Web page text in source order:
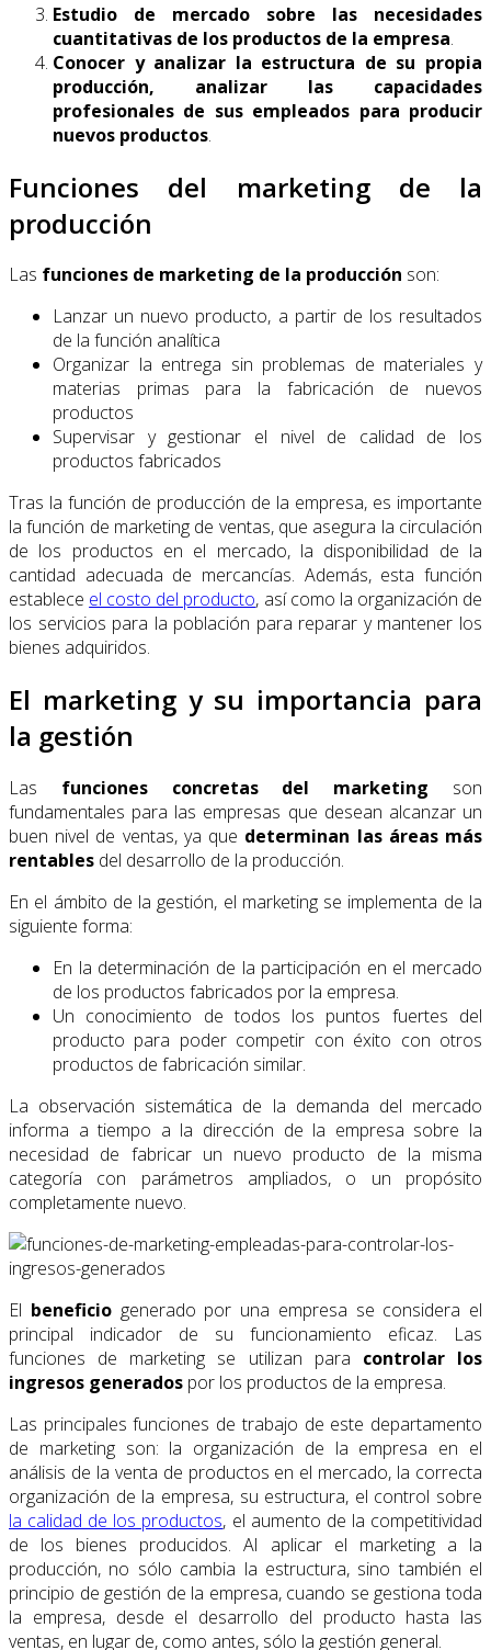
Estudio de mercado sobre las necesidades
cuantitativas de los productos de la empresa.
Conocer y analizar la estructura de su propia
producción, analizar las capacidades
profesionales de sus empleados para producir
nuevos productos.
Funciones del marketing de la
producción
Las funciones de marketing de la producción son:
Lanzar un nuevo producto, a partir de los resultados
de la función analítica
Organizar la entrega sin problemas de materiales y
materias primas para la fabricación de nuevos
productos
Supervisar y gestionar el nivel de calidad de los
productos fabricados
Tras la función de producción de la empresa, es importante
la función de marketing de ventas, que asegura la circulación
de los productos en el mercado, la disponibilidad de la
cantidad adecuada de mercancías. Además, esta función
establece el costo del producto, así como la organización de
los servicios para la población para reparar y mantener los
bienes adquiridos.
El marketing y su importancia para
la gestión
Las funciones concretas del marketing son
fundamentales para las empresas que desean alcanzar un
buen nivel de ventas, ya que determinan las áreas más
rentables del desarrollo de la producción.
En el ámbito de la gestión, el marketing se implementa de la
siguiente forma:
En la determinación de la participación en el mercado
de los productos fabricados por la empresa.
Un conocimiento de todos los puntos fuertes del
producto para poder competir con éxito con otros
productos de fabricación similar.
La observación sistemática de la demanda del mercado
informa a tiempo a la dirección de la empresa sobre la
necesidad de fabricar un nuevo producto de la misma
categoría con parámetros ampliados, o un propósito
completamente nuevo.
El beneficiogenerado por una empresa se considera el
principal indicador de su funcionamiento eficaz. Las
funciones de marketing se utilizan para controlar los
ingresos generados por los productos de la empresa.
Las principales funciones de trabajo de este departamento
de marketing son: la organización de la empresa en el
análisis de la venta de productos en el mercado, la correcta
organización de la empresa, su estructura, el control sobre
la calidad de los productos, el aumento de la competitividad
de los bienes producidos. Al aplicar el marketing a la
producción, no sólo cambia la estructura, sino también el
principio de gestión de la empresa, cuando se gestiona toda
la empresa, desde el desarrollo del producto hasta las
ventas, en lugar de, como antes, sólo la gestión general.